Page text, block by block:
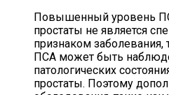
Повышенный уровень
простаты не является
признаком
ПСА может быть
патологических
простаты. Поэтому